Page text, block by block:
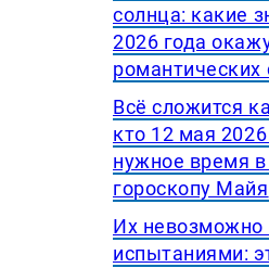
солнца: какие
2026 года
романтических
Всё сложится
кто 12 мая
нужное время
гороскопу Майя
Их невозможно
испытаниями: